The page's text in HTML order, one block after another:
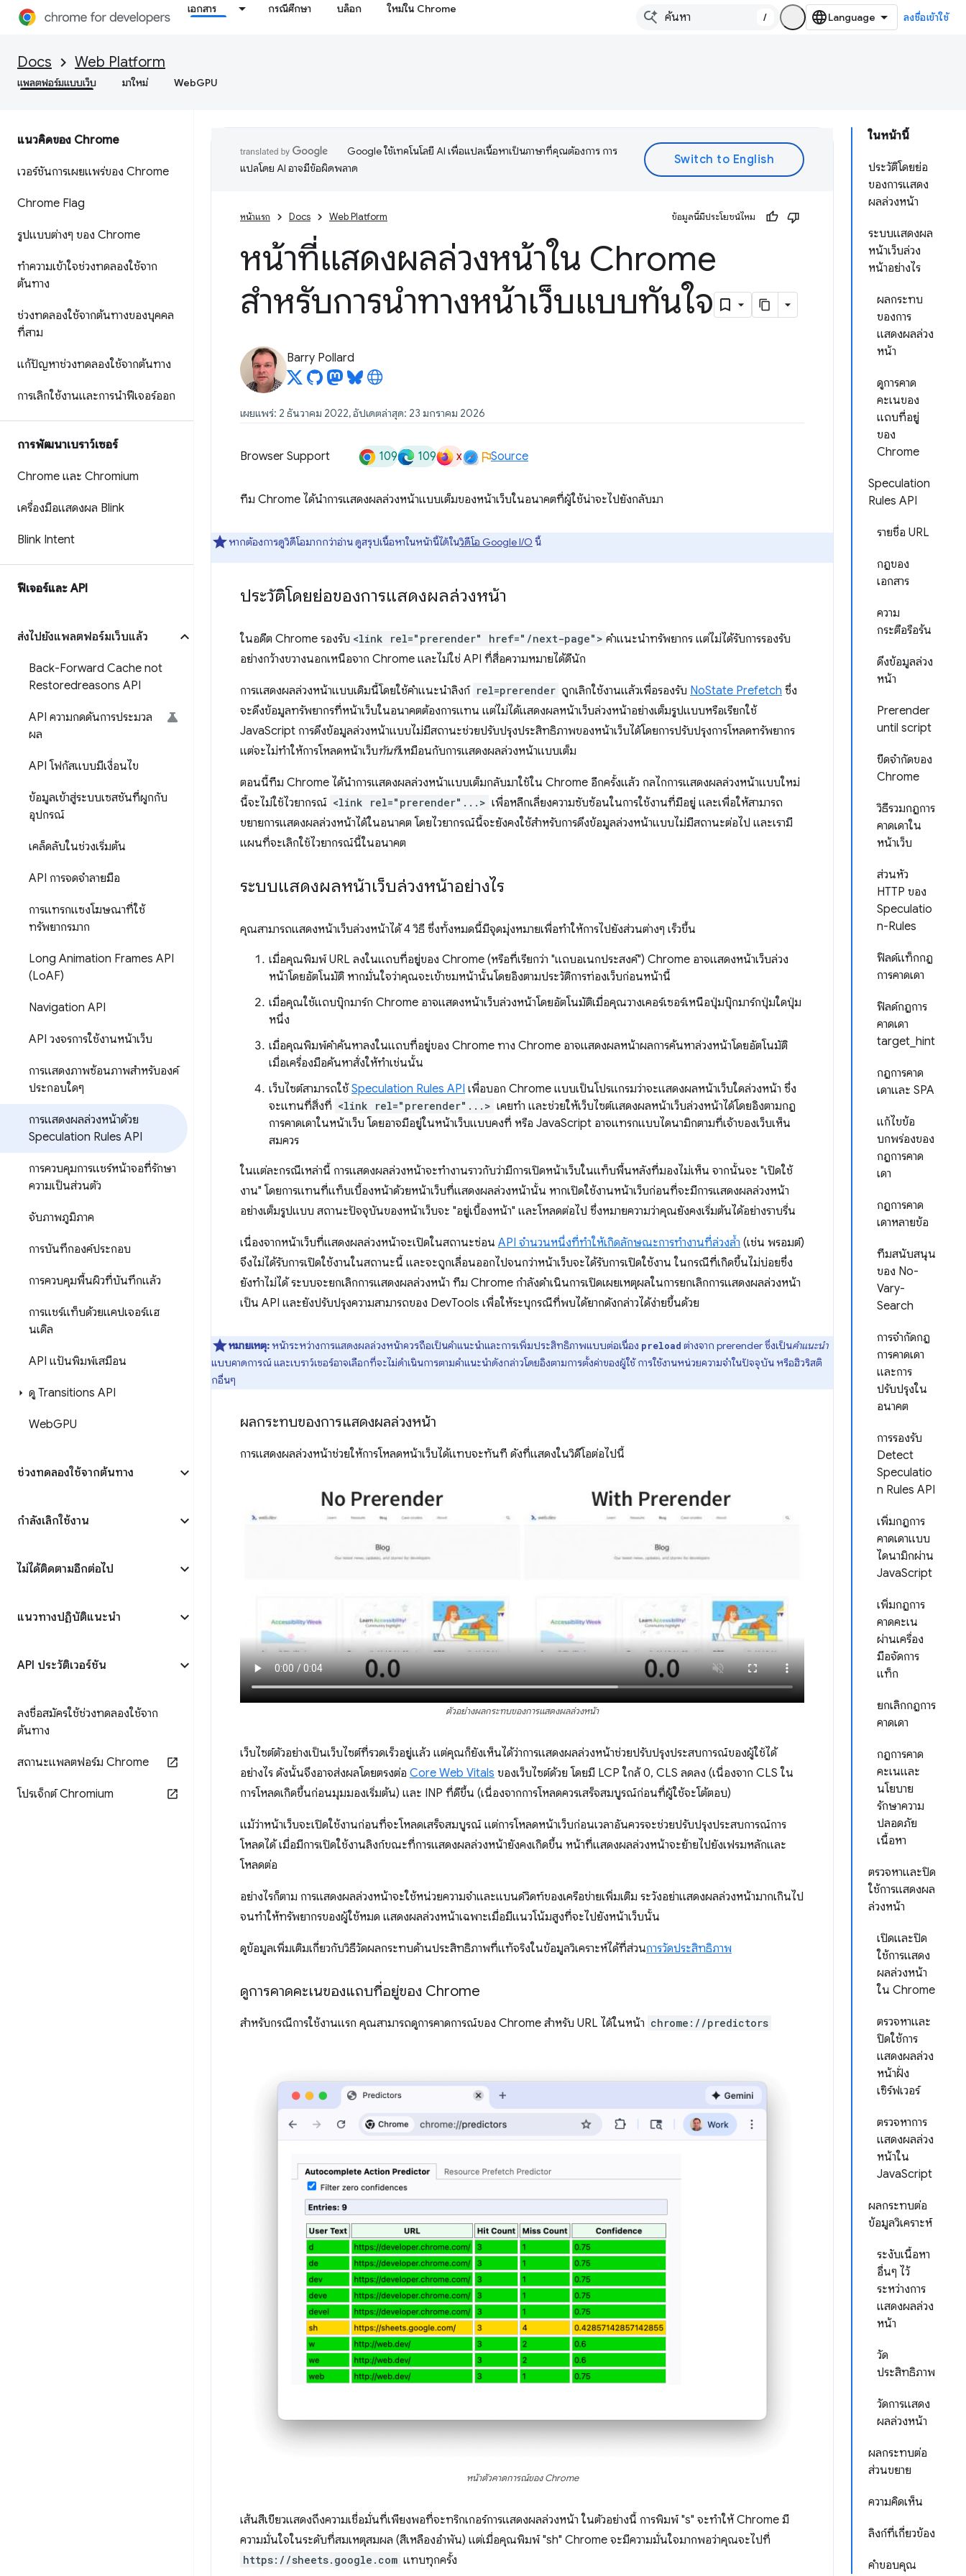
เอกสาร กรณีศึกษา บล็อก ใหม่ใน Chrome
/ ลงชื่อเข้าใช้
Docs Web Platform
แพลตฟอร์มแบบเว็บ มาใหม่ WebGPU
แนวคิดของ Chrome
เวอร์ชันการเผยแพร่ของ Chrome
Chrome Flag
รูปแบบต่างๆ ของ Chrome
ทําความเข้าใจช่วงทดลองใช้จาก
ต้นทาง
ช่วงทดลองใช้จากต้นทางของบุคคล
ที่สาม
แก้ปัญหาช่วงทดลองใช้จากต้นทาง
การเลิกใช้งานและการนำฟีเจอร์ออก
การพัฒนาเบราว์เซอร์
Chrome และ Chromium
เครื่องมือแสดงผล Blink
Blink Intent
ฟีเจอร์และ API
ส่งไปยังแพลตฟอร์มเว็บแล้ว
Back-Forward Cache not
Restoredreasons API
API ความกดดันการประมวล
ผล
API โฟกัสแบบมีเงื่อนไข
ข้อมูลเข้าสู่ระบบเซสชันที่ผูกกับ
อุปกรณ์
เคล็ดลับในช่วงเริ่มต้น
API การจดจำลายมือ
การแทรกแซงโฆษณาที่ใช้
ทรัพยากรมาก
Long Animation Frames API
(LoAF)
Navigation API
API วงจรการใช้งานหน้าเว็บ
การแสดงภาพซ้อนภาพสำหรับองค์
ประกอบใดๆ
การแสดงผลล่วงหน้าด้วย
Speculation Rules API
การควบคุมการแชร์หน้าจอที่รักษา
ความเป็นส่วนตัว
จับภาพภูมิภาค
การบันทึกองค์ประกอบ
การควบคุมพื้นผิวที่บันทึกแล้ว
การแชร์แท็บด้วยแคปเจอร์แฮ
นเดิล
API แป้นพิมพ์เสมือน
ดู Transitions API
WebGPU
ช่วงทดลองใช้จากต้นทาง
กำลังเลิกใช้งาน
ไม่ได้ติดตามอีกต่อไป
แนวทางปฏิบัติแนะนำ
API ประวัติเวอร์ชัน
ลงชื่อสมัครใช้ช่วงทดลองใช้จาก
ต้นทาง
สถานะแพลตฟอร์ม Chrome
โปรเจ็กต์ Chromium
ในหน้านี้
ประวัติโดยย่อ
ของการแสดง
ผลล่วงหน้า
ระบบแสดงผล
หน้าเว็บล่วง
หน้าอย่างไร
ผลกระทบ
ของการ
แสดงผลล่วง
หน้า
ดูการคาด
คะเนของ
แถบที่อยู่
ของ
Chrome
Speculation
Rules API
รายชื่อ URL
กฎของ
เอกสาร
ความ
กระตือรือร้น
ดึงข้อมูลล่วง
หน้า
Prerender
until script
ขีดจำกัดของ
Chrome
วิธีรวมกฎการ
คาดเดาใน
หน้าเว็บ
ส่วนหัว
HTTP ของ
Speculatio
n-Rules
ฟิลด์แท็กกฎ
การคาดเดา
ฟิลด์กฎการ
คาดเดา
target_hint
กฎการคาด
เดาและ SPA
แก้ไขข้อ
บกพร่องของ
กฎการคาด
เดา
กฎการคาด
เดาหลายข้อ
ทีมสนับสนุน
ของ No-
Vary-
Search
การจำกัดกฎ
การคาดเดา
และการ
ปรับปรุงใน
อนาคต
การรองรับ
Detect
Speculatio
n Rules API
เพิ่มกฎการ
คาดเดาแบบ
ไดนามิกผ่าน
JavaScript
เพิ่มกฎการ
คาดคะเน
ผ่านเครื่อง
มือจัดการ
แท็ก
ยกเลิกกฎการ
คาดเดา
กฎการคาด
คะเนและ
นโยบาย
รักษาความ
ปลอดภัย
เนื้อหา
ตรวจหาและปิด
ใช้การแสดงผล
ล่วงหน้า
เปิดและปิด
ใช้การแสดง
ผลล่วงหน้า
ใน Chrome
ตรวจหาและ
ปิดใช้การ
แสดงผลล่วง
หน้าฝั่ง
เซิร์ฟเวอร์
ตรวจหาการ
แสดงผลล่วง
หน้าใน
JavaScript
ผลกระทบต่อ
ข้อมูลวิเคราะห์
ระงับเนื้อหา
อื่นๆ ไว้
ระหว่างการ
แสดงผลล่วง
หน้า
วัด
ประสิทธิภาพ
วัดการแสดง
ผลล่วงหน้า
ผลกระทบต่อ
ส่วนขยาย
ความคิดเห็น
ลิงก์ที่เกี่ยวข้อง
คำขอบคุณ
Google ใช้เทคโนโลยี AI เพื่อแปลเนื้อหาเป็นภาษาที่คุณต้องการ การ
แปลโดย AI อาจมีข้อผิดพลาด
หน้าแรก Docs Web Platform ข้อมูลนี้มีประโยชน์ไหม
หน้าที่แสดงผลล่วงหน้าใน Chrome
สำหรับการนำทางหน้าเว็บแบบทันใจ
Barry Pollard
เผยแพร่: 2 ธันวาคม 2022, อัปเดตล่าสุด: 23 มกราคม 2026
Browser Support 109 109 x Source
ทีม Chrome ได้นำการแสดงผลล่วงหน้าแบบเต็มของหน้าเว็บในอนาคตที่ผู้ใช้น่าจะไปยังกลับมา
หากต้องการดูวิดีโอมากกว่าอ่าน ดูสรุปเนื้อหาในหน้านี้ได้ในวิดีโอ Google I/O นี้
ประวัติโดยย่อของการแสดงผลล่วงหน้า
ในอดีต Chrome รองรับ <link rel="prerender" href="/next-page"> คำแนะนำทรัพยากร แต่ไม่ได้รับการรองรับ
อย่างกว้างขวางนอกเหนือจาก Chrome และไม่ใช่ API ที่สื่อความหมายได้ดีนัก
การแสดงผลล่วงหน้าแบบเดิมนี้โดยใช้คำแนะนำลิงก์ rel=prerender ถูกเลิกใช้งานแล้วเพื่อรองรับ NoState Prefetch ซึ่ง
จะดึงข้อมูลทรัพยากรที่หน้าเว็บในอนาคตต้องการแทน แต่ไม่ได้แสดงผลหน้าเว็บล่วงหน้าอย่างเต็มรูปแบบหรือเรียกใช้
JavaScript การดึงข้อมูลล่วงหน้าแบบไม่มีสถานะช่วยปรับปรุงประสิทธิภาพของหน้าเว็บได้โดยการปรับปรุงการโหลดทรัพยากร
แต่จะไม่ทำให้การโหลดหน้าเว็บทันทีเหมือนกับการแสดงผลล่วงหน้าแบบเต็ม
ตอนนี้ทีม Chrome ได้นำการแสดงผลล่วงหน้าแบบเต็มกลับมาใช้ใน Chrome อีกครั้งแล้ว กลไกการแสดงผลล่วงหน้าแบบใหม่
นี้จะไม่ใช้ไวยากรณ์ <link rel="prerender"...> เพื่อหลีกเลี่ยงความซับซ้อนในการใช้งานที่มีอยู่ และเพื่อให้สามารถ
ขยายการแสดงผลล่วงหน้าได้ในอนาคต โดยไวยากรณ์นี้จะยังคงใช้สำหรับการดึงข้อมูลล่วงหน้าแบบไม่มีสถานะต่อไป และเรามี
แผนที่จะเลิกใช้ไวยากรณ์นี้ในอนาคต
ระบบแสดงผลหน้าเว็บล่วงหน้าอย่างไร
คุณสามารถแสดงหน้าเว็บล่วงหน้าได้ 4 วิธี ซึ่งทั้งหมดนี้มีจุดมุ่งหมายเพื่อทำให้การไปยังส่วนต่างๆ เร็วขึ้น
เมื่อคุณพิมพ์ URL ลงในแถบที่อยู่ของ Chrome (หรือที่เรียกว่า "แถบอเนกประสงค์") Chrome อาจแสดงหน้าเว็บล่วง
หน้าโดยอัตโนมัติ หากมั่นใจว่าคุณจะเข้าชมหน้านั้นโดยอิงตามประวัติการท่องเว็บก่อนหน้านี้
เมื่อคุณใช้แถบบุ๊กมาร์ก Chrome อาจแสดงหน้าเว็บล่วงหน้าโดยอัตโนมัติเมื่อคุณวางเคอร์เซอร์เหนือปุ่มบุ๊กมาร์กปุ่มใดปุ่ม
หนึ่ง
เมื่อคุณพิมพ์คำค้นหาลงในแถบที่อยู่ของ Chrome ทาง Chrome อาจแสดงผลหน้าผลการค้นหาล่วงหน้าโดยอัตโนมัติ
เมื่อเครื่องมือค้นหาสั่งให้ทำเช่นนั้น
เว็บไซต์สามารถใช้ Speculation Rules API เพื่อบอก Chrome แบบเป็นโปรแกรมว่าจะแสดงผลหน้าเว็บใดล่วงหน้า ซึ่ง
จะแทนที่สิ่งที่ <link rel="prerender"...> เคยทำ และช่วยให้เว็บไซต์แสดงผลหน้าเว็บล่วงหน้าได้โดยอิงตามกฎ
การคาดเดาในหน้าเว็บ โดยอาจมีอยู่ในหน้าเว็บแบบคงที่ หรือ JavaScript อาจแทรกแบบไดนามิกตามที่เจ้าของเว็บเห็น
สมควร
ในแต่ละกรณีเหล่านี้ การแสดงผลล่วงหน้าจะทํางานราวกับว่ามีการเปิดหน้าเว็บในแท็บพื้นหลังที่มองไม่เห็น จากนั้นจะ "เปิดใช้
งาน" โดยการแทนที่แท็บเบื้องหน้าด้วยหน้าเว็บที่แสดงผลล่วงหน้านั้น หากเปิดใช้งานหน้าเว็บก่อนที่จะมีการแสดงผลล่วงหน้า
อย่างเต็มรูปแบบ สถานะปัจจุบันของหน้าเว็บจะ "อยู่เบื้องหน้า" และโหลดต่อไป ซึ่งหมายความว่าคุณยังคงเริ่มต้นได้อย่างราบรื่น
เนื่องจากหน้าเว็บที่แสดงผลล่วงหน้าจะเปิดในสถานะซ่อน API จำนวนหนึ่งที่ทำให้เกิดลักษณะการทำงานที่ล่วงล้ำ (เช่น พรอมต์)
จึงไม่ได้รับการเปิดใช้งานในสถานะนี้ และจะถูกเลื่อนออกไปจนกว่าหน้าเว็บจะได้รับการเปิดใช้งาน ในกรณีที่เกิดขึ้นไม่บ่อยซึ่ง
ยังทำไม่ได้ ระบบจะยกเลิกการแสดงผลล่วงหน้า ทีม Chrome กำลังดำเนินการเปิดเผยเหตุผลในการยกเลิกการแสดงผลล่วงหน้า
เป็น API และยังปรับปรุงความสามารถของ DevTools เพื่อให้ระบุกรณีที่พบได้ยากดังกล่าวได้ง่ายขึ้นด้วย
หมายเหตุ: หน้าระหว่างการแสดงผลล่วงหน้าควรถือเป็นคำแนะนำและการเพิ่มประสิทธิภาพแบบต่อเนื่อง preload ต่างจาก prerender ซึ่งเป็นคำแนะนำ
แบบคาดการณ์ และเบราว์เซอร์อาจเลือกที่จะไม่ดำเนินการตามคำแนะนำดังกล่าวโดยอิงตามการตั้งค่าของผู้ใช้ การใช้งานหน่วยความจำในปัจจุบัน หรือฮิวริสติ
กอื่นๆ
ผลกระทบของการแสดงผลล่วงหน้า
การแสดงผลล่วงหน้าช่วยให้การโหลดหน้าเว็บได้แทบจะทันที ดังที่แสดงในวิดีโอต่อไปนี้
ตัวอย่างผลกระทบของการแสดงผลล่วงหน้า
เว็บไซต์ตัวอย่างเป็นเว็บไซต์ที่รวดเร็วอยู่แล้ว แต่คุณก็ยังเห็นได้ว่าการแสดงผลล่วงหน้าช่วยปรับปรุงประสบการณ์ของผู้ใช้ได้
อย่างไร ดังนั้นจึงอาจส่งผลโดยตรงต่อ Core Web Vitals ของเว็บไซต์ด้วย โดยมี LCP ใกล้ 0, CLS ลดลง (เนื่องจาก CLS ใน
การโหลดเกิดขึ้นก่อนมุมมองเริ่มต้น) และ INP ที่ดีขึ้น (เนื่องจากการโหลดควรเสร็จสมบูรณ์ก่อนที่ผู้ใช้จะโต้ตอบ)
แม้ว่าหน้าเว็บจะเปิดใช้งานก่อนที่จะโหลดเสร็จสมบูรณ์ แต่การโหลดหน้าเว็บก่อนเวลาอันควรจะช่วยปรับปรุงประสบการณ์การ
โหลดได้ เมื่อมีการเปิดใช้งานลิงก์ขณะที่การแสดงผลล่วงหน้ายังคงเกิดขึ้น หน้าที่แสดงผลล่วงหน้าจะย้ายไปยังเฟรมหลักและ
โหลดต่อ
อย่างไรก็ตาม การแสดงผลล่วงหน้าจะใช้หน่วยความจำและแบนด์วิดท์ของเครือข่ายเพิ่มเติม ระวังอย่าแสดงผลล่วงหน้ามากเกินไป
จนทำให้ทรัพยากรของผู้ใช้หมด แสดงผลล่วงหน้าเฉพาะเมื่อมีแนวโน้มสูงที่จะไปยังหน้าเว็บนั้น
ดูข้อมูลเพิ่มเติมเกี่ยวกับวิธีวัดผลกระทบด้านประสิทธิภาพที่แท้จริงในข้อมูลวิเคราะห์ได้ที่ส่วนการวัดประสิทธิภาพ
ดูการคาดคะเนของแถบที่อยู่ของ Chrome
สำหรับกรณีการใช้งานแรก คุณสามารถดูการคาดการณ์ของ Chrome สำหรับ URL ได้ในหน้า chrome://predictors
หน้าตัวคาดการณ์ของ Chrome
เส้นสีเขียวแสดงถึงความเชื่อมั่นที่เพียงพอที่จะทริกเกอร์การแสดงผลล่วงหน้า ในตัวอย่างนี้ การพิมพ์ "s" จะทำให้ Chrome มี
ความมั่นใจในระดับที่สมเหตุสมผล (สีเหลืองอำพัน) แต่เมื่อคุณพิมพ์ "sh" Chrome จะมีความมั่นใจมากพอว่าคุณจะไปที่
https://sheets.google.com แทบทุกครั้ง